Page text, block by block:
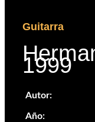
Guitarra
1999
Autor:
Año: